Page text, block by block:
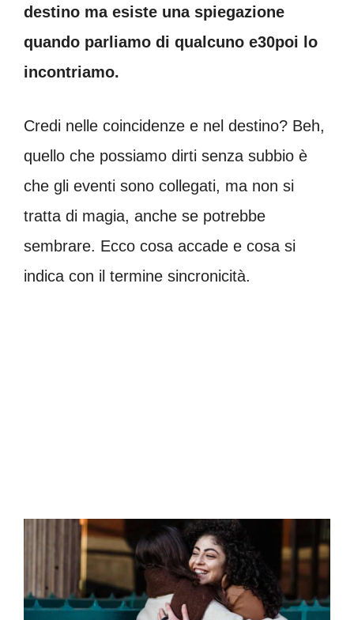
destino ma esiste una spiegazione
quando parliamo di qualcuno e30poi lo
incontriamo.
Credi nelle coincidenze e nel destino? Beh,
quello che possiamo dirti senza subbio è
che gli eventi sono collegati, ma non si
tratta di magia, anche se potrebbe
sembrare. Ecco cosa accade e cosa si
indica con il termine sincronicità.